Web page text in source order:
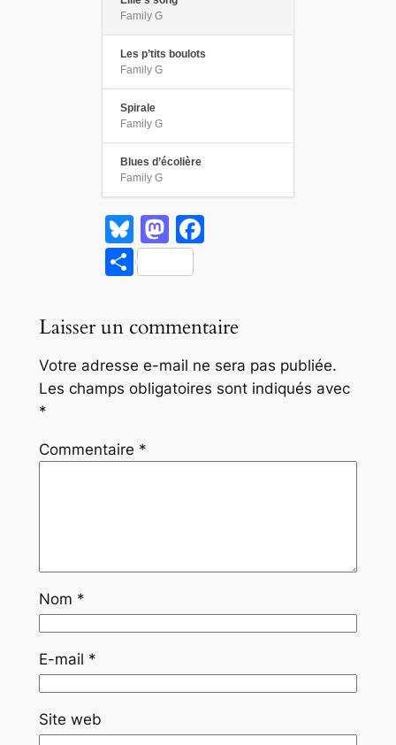
Family G
Les p’tits boulots
Family G
Spirale
Family G
Blues d’écolière
Family G
Bl
u
e
k
y
M
a
st
d
o
n
e
b
o
o
P
ta
g
er
Laisser un commentaire
Votre adresse e-mail ne sera pas publiée.
Les champs obligatoires sont indiqués avec
*
Commentaire *
Nom *
E-mail *
Site web